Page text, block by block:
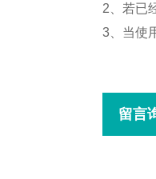
2 、若
3 、当
留言